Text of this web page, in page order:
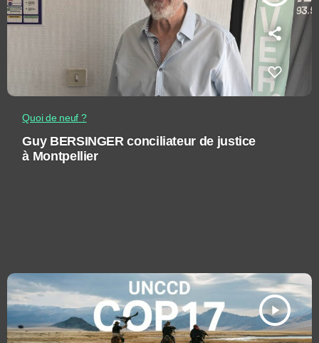
Quoi de neuf ?
Guy BERSINGER conciliateur de justice
à Montpellier
play_arrow